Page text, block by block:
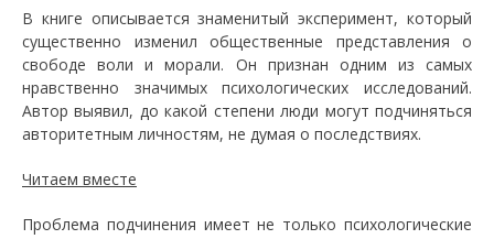
В книге описывается знаменитый эксперимент, который
существенно изменил общественные представления о
свободе воли и морали. Он признан одним из самых
нравственно значимых психологических исследований.
Автор выявил, до какой степени люди могут подчиняться
авторитетным личностям, не думая о последствиях.
Читаем вместе
Проблема подчинения имеет не только психологические